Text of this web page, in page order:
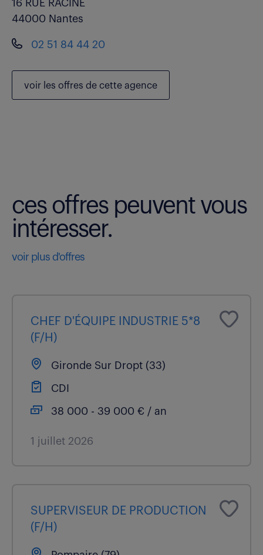
16 RUE RACINE
44000 Nantes
02 51 84 44 20
voir les offres de cette agence
ces offres peuvent vous
intéresser.
voir plus d'offres
CHEF D'ÉQUIPE INDUSTRIE 5*8
(F/H)
Gironde Sur Dropt (33)
CDI
38 000 - 39 000 € / an
1 juillet 2026
SUPERVISEUR DE PRODUCTION
(F/H)